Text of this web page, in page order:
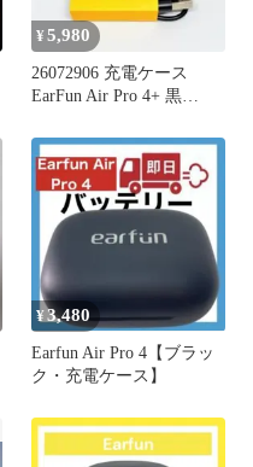
¥5,980
26072906 充電ケース
EarFun Air Pro 4+ 黒
¥3,480
Earfun Air Pro 4【ブラッ
ク・充電ケース】